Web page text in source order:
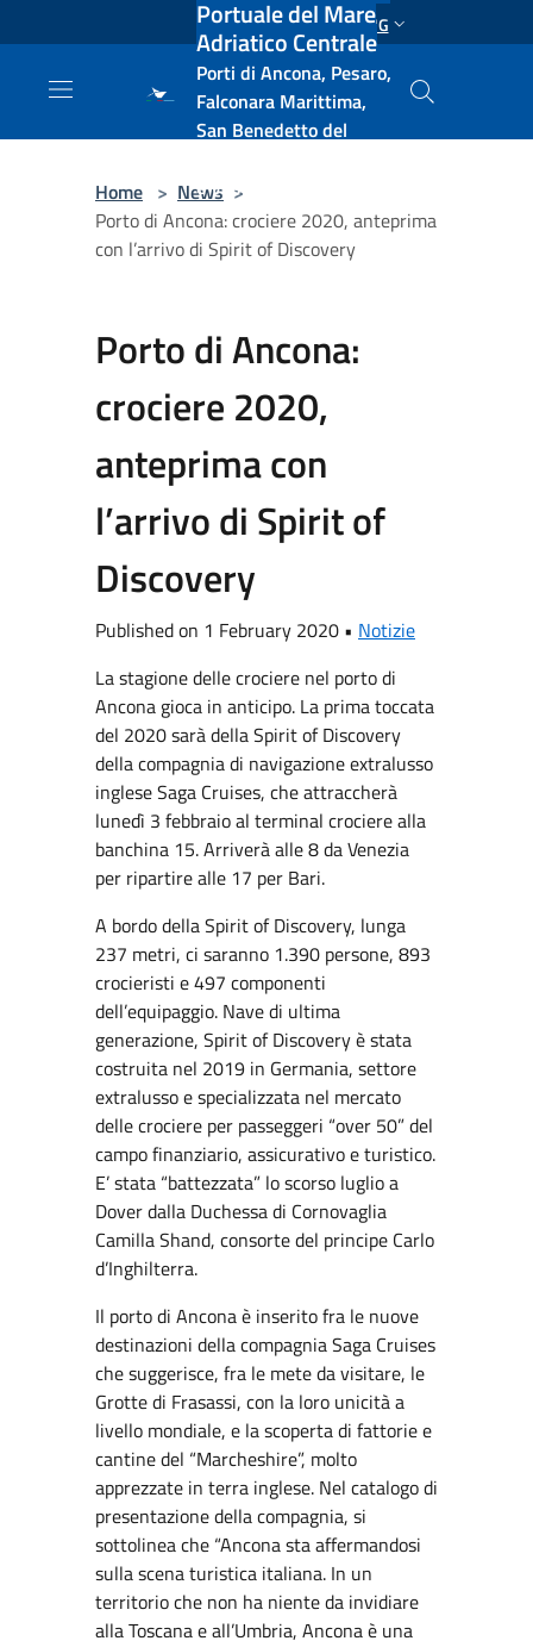
Salta al contenuto principale ENG
Portuale del Mare
Adriatico Centrale
Porti di Ancona, Pesaro,
Falconara Marittima,
San Benedetto del
e Vasto
Home > News >
Porto di Ancona: crociere 2020, anteprima
con l’arrivo di Spirit of Discovery
Porto di Ancona:
crociere 2020,
anteprima con
l’arrivo di Spirit of
Discovery
Published on 1 February 2020 • Notizie
La stagione delle crociere nel porto di
Ancona gioca in anticipo. La prima toccata
del 2020 sarà della Spirit of Discovery
della compagnia di navigazione extralusso
inglese Saga Cruises, che attraccherà
lunedì 3 febbraio al terminal crociere alla
banchina 15. Arriverà alle 8 da Venezia
per ripartire alle 17 per Bari.
A bordo della Spirit of Discovery, lunga
237 metri, ci saranno 1.390 persone, 893
crocieristi e 497 componenti
dell’equipaggio. Nave di ultima
generazione, Spirit of Discovery è stata
costruita nel 2019 in Germania, settore
extralusso e specializzata nel mercato
delle crociere per passeggeri “over 50” del
campo finanziario, assicurativo e turistico.
E’ stata “battezzata” lo scorso luglio a
Dover dalla Duchessa di Cornovaglia
Camilla Shand, consorte del principe Carlo
d’Inghilterra.
Il porto di Ancona è inserito fra le nuove
destinazioni della compagnia Saga Cruises
che suggerisce, fra le mete da visitare, le
Grotte di Frasassi, con la loro unicità a
livello mondiale, e la scoperta di fattorie e
cantine del “Marcheshire”, molto
apprezzate in terra inglese. Nel catalogo di
presentazione della compagnia, si
sottolinea che “Ancona sta affermandosi
sulla scena turistica italiana. In un
territorio che non ha niente da invidiare
alla Toscana e all’Umbria, Ancona è una